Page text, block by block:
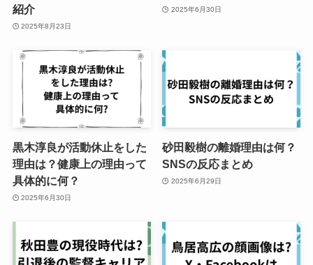
紹介
2025年8月23日
2025年6月30日
黒木淳良が活動休止をした
理由は？健康上の理由って
具体的に何？
2025年6月30日
砂田毅樹の離婚理由は何？
SNSの反応まとめ
2025年6月29日